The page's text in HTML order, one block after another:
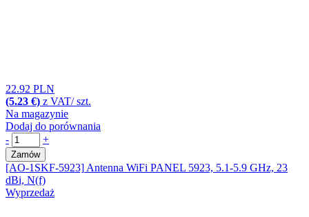
22.92 PLN
(5.23 €) z VAT/ szt.
Na magazynie
Dodaj do porównania
-
+
Zamów
[AO-1SKF-5923] Antenna WiFi PANEL 5923, 5.1-5.9 GHz, 23
dBi, N(f)
Wyprzedaż